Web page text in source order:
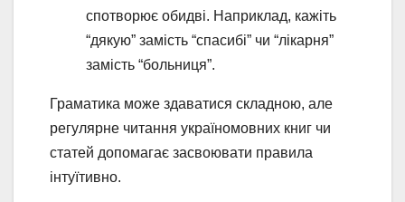
спотворює обидві. Наприклад, кажіть
“дякую” замість “спасибі” чи “лікарня”
замість “больниця”.
Граматика може здаватися складною, але
регулярне читання україномовних книг чи
статей допомагає засвоювати правила
інтуїтивно.